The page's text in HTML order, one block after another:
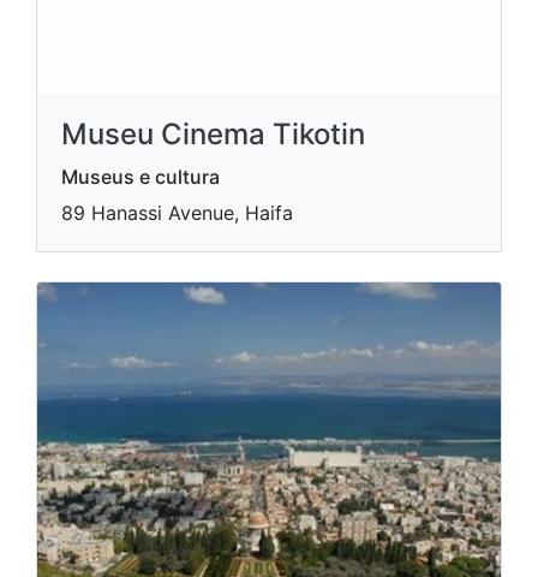
Museu Cinema Tikotin
Museus e cultura
89 Hanassi Avenue, Haifa